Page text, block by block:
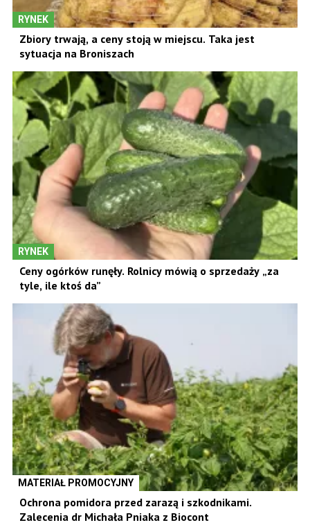
RYNEK
Zbiory trwają, a ceny stoją w miejscu. Taka jest
sytuacja na Broniszach
RYNEK
Ceny ogórków runęły. Rolnicy mówią o sprzedaży „za
tyle, ile ktoś da”
MATERIAŁ PROMOCYJNY
Ochrona pomidora przed zarazą i szkodnikami.
Zalecenia dr Michała Pniaka z Biocont